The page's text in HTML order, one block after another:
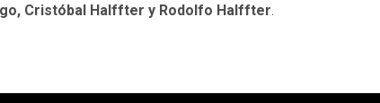
Cristóbal Halffter y Rodolfo Halffter.